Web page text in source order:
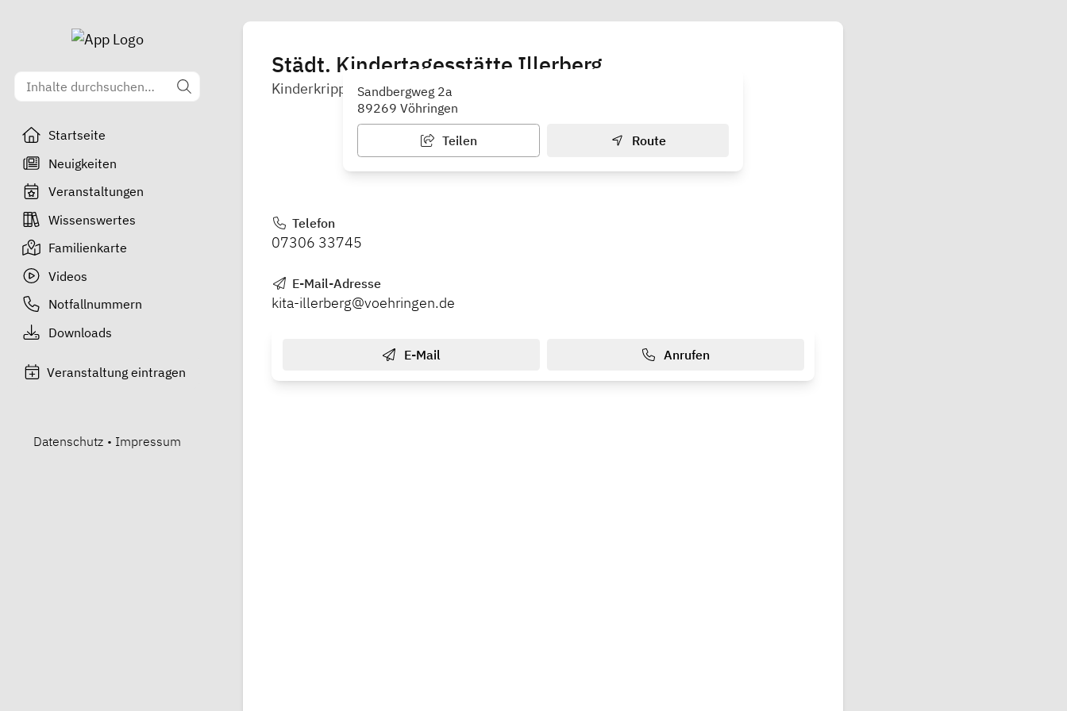
Startseite
Neuigkeiten
Veranstaltungen
Wissenswertes
Familienkarte
Videos
Notfallnummern
Downloads
Veranstaltung eintragen
Datenschutz • Impressum
Städt. Kindertagesstätte Illerberg
Kinderkrippe
Sandbergweg 2a
89269 Vöhringen
Teilen Route
Telefon
07306 33745
E-Mail-Adresse
kita-illerberg@voehringen.de
E-Mail Anrufen